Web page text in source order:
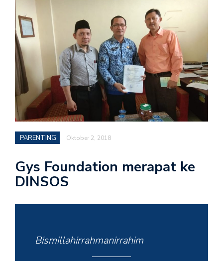
PARENTING Oktober 2, 2018
Gys Foundation merapat ke
DINSOS
Bismillahirrahmanirrahim